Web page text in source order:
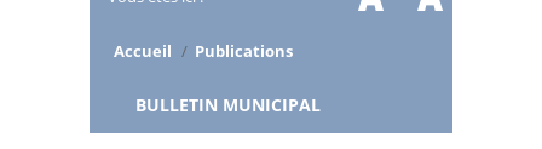
Accueil / Publications
BULLETIN MUNICIPAL